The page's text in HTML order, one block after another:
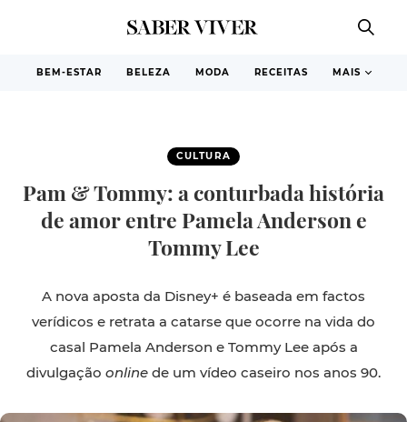
BEM-ESTAR BELEZA MODA RECEITAS MAIS
CULTURA
Pam & Tommy: a conturbada história
de amor entre Pamela Anderson e
Tommy Lee
A nova aposta da Disney+ é baseada em factos
verídicos e retrata a catarse que ocorre na vida do
casal Pamela Anderson e Tommy Lee após a
divulgação online de um vídeo caseiro nos anos 90.